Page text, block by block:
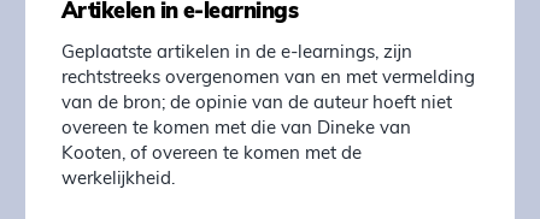
Artikelen in e-learnings
Geplaatste artikelen in de e-learnings, zijn
rechtstreeks overgenomen van en met vermelding
van de bron; de opinie van de auteur hoeft niet
overeen te komen met die van Dineke van
Kooten, of overeen te komen met de
werkelijkheid.